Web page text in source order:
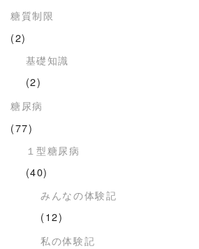
糖質制限
(2)
基礎知識
(2)
糖尿病
(77)
１型糖尿病
(40)
みんなの体験記
(12)
私の体験記